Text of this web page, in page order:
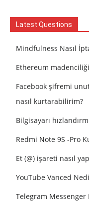
Latest Questions
Mindfulness Nasıl
Ethereum madenciliği
Facebook şifremi
nasıl kurtarabilirim?
Bilgisayarı
Redmi Note 9S -Pro
Et (@) işareti nasıl
YouTube Vanced
Telegram